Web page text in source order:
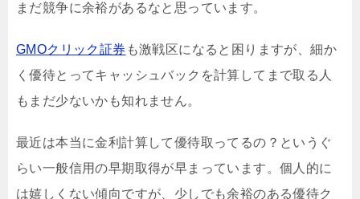
まだ競争に余裕があるなと思っています。
GMOクリック証券 も激戦区になると困りますが、細か
く優待とってキャッシュバックを計算してまで取る人
もまだ少ないかも知れません。
最近は本当に金利計算して優待取ってるの？というぐ
らい一般信用の早期取得が早まっています。個人的に
は嬉しくない傾向ですが、少しでも余裕のある優待ク